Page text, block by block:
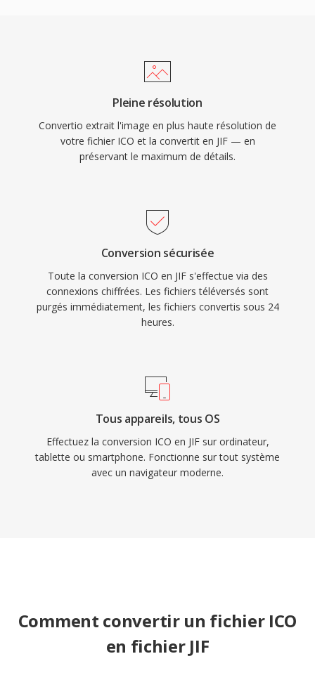
Pleine résolution
Convertio extrait l'image en plus haute résolution de
votre fichier ICO et la convertit en JIF — en
préservant le maximum de détails.
Conversion sécurisée
Toute la conversion ICO en JIF s'effectue via des
connexions chiffrées. Les fichiers téléversés sont
purgés immédiatement, les fichiers convertis sous 24
heures.
Tous appareils, tous OS
Effectuez la conversion ICO en JIF sur ordinateur,
tablette ou smartphone. Fonctionne sur tout système
avec un navigateur moderne.
Comment convertir un fichier ICO
en fichier JIF